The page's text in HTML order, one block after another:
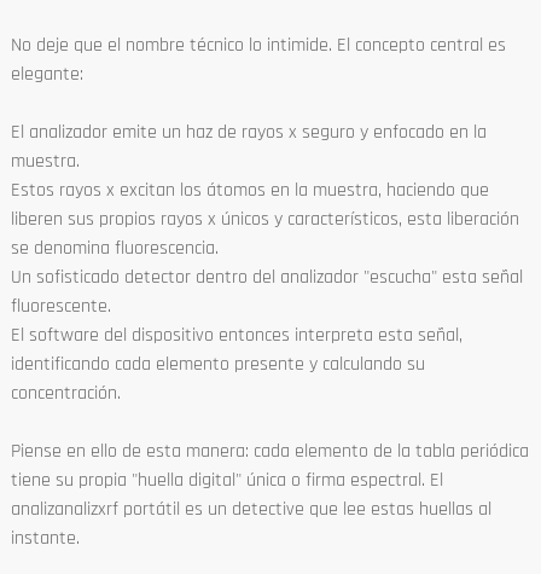
No deje que el nombre técnico lo intimide. El concepto central es
elegante:
El analizador emite un haz de rayos x seguro y enfocado en la
muestra.
Estos rayos x excitan los átomos en la muestra, haciendo que
liberen sus propios rayos x únicos y característicos, esta liberación
se denomina fluorescencia.
Un sofisticado detector dentro del analizador "escucha" esta señal
fluorescente.
El software del dispositivo entonces interpreta esta señal,
identificando cada elemento presente y calculando su
concentración.
Piense en ello de esta manera: cada elemento de la tabla periódica
tiene su propia "huella digital" única o firma espectral. El
analizanalizxrf portátil es un detective que lee estas huellas al
instante.